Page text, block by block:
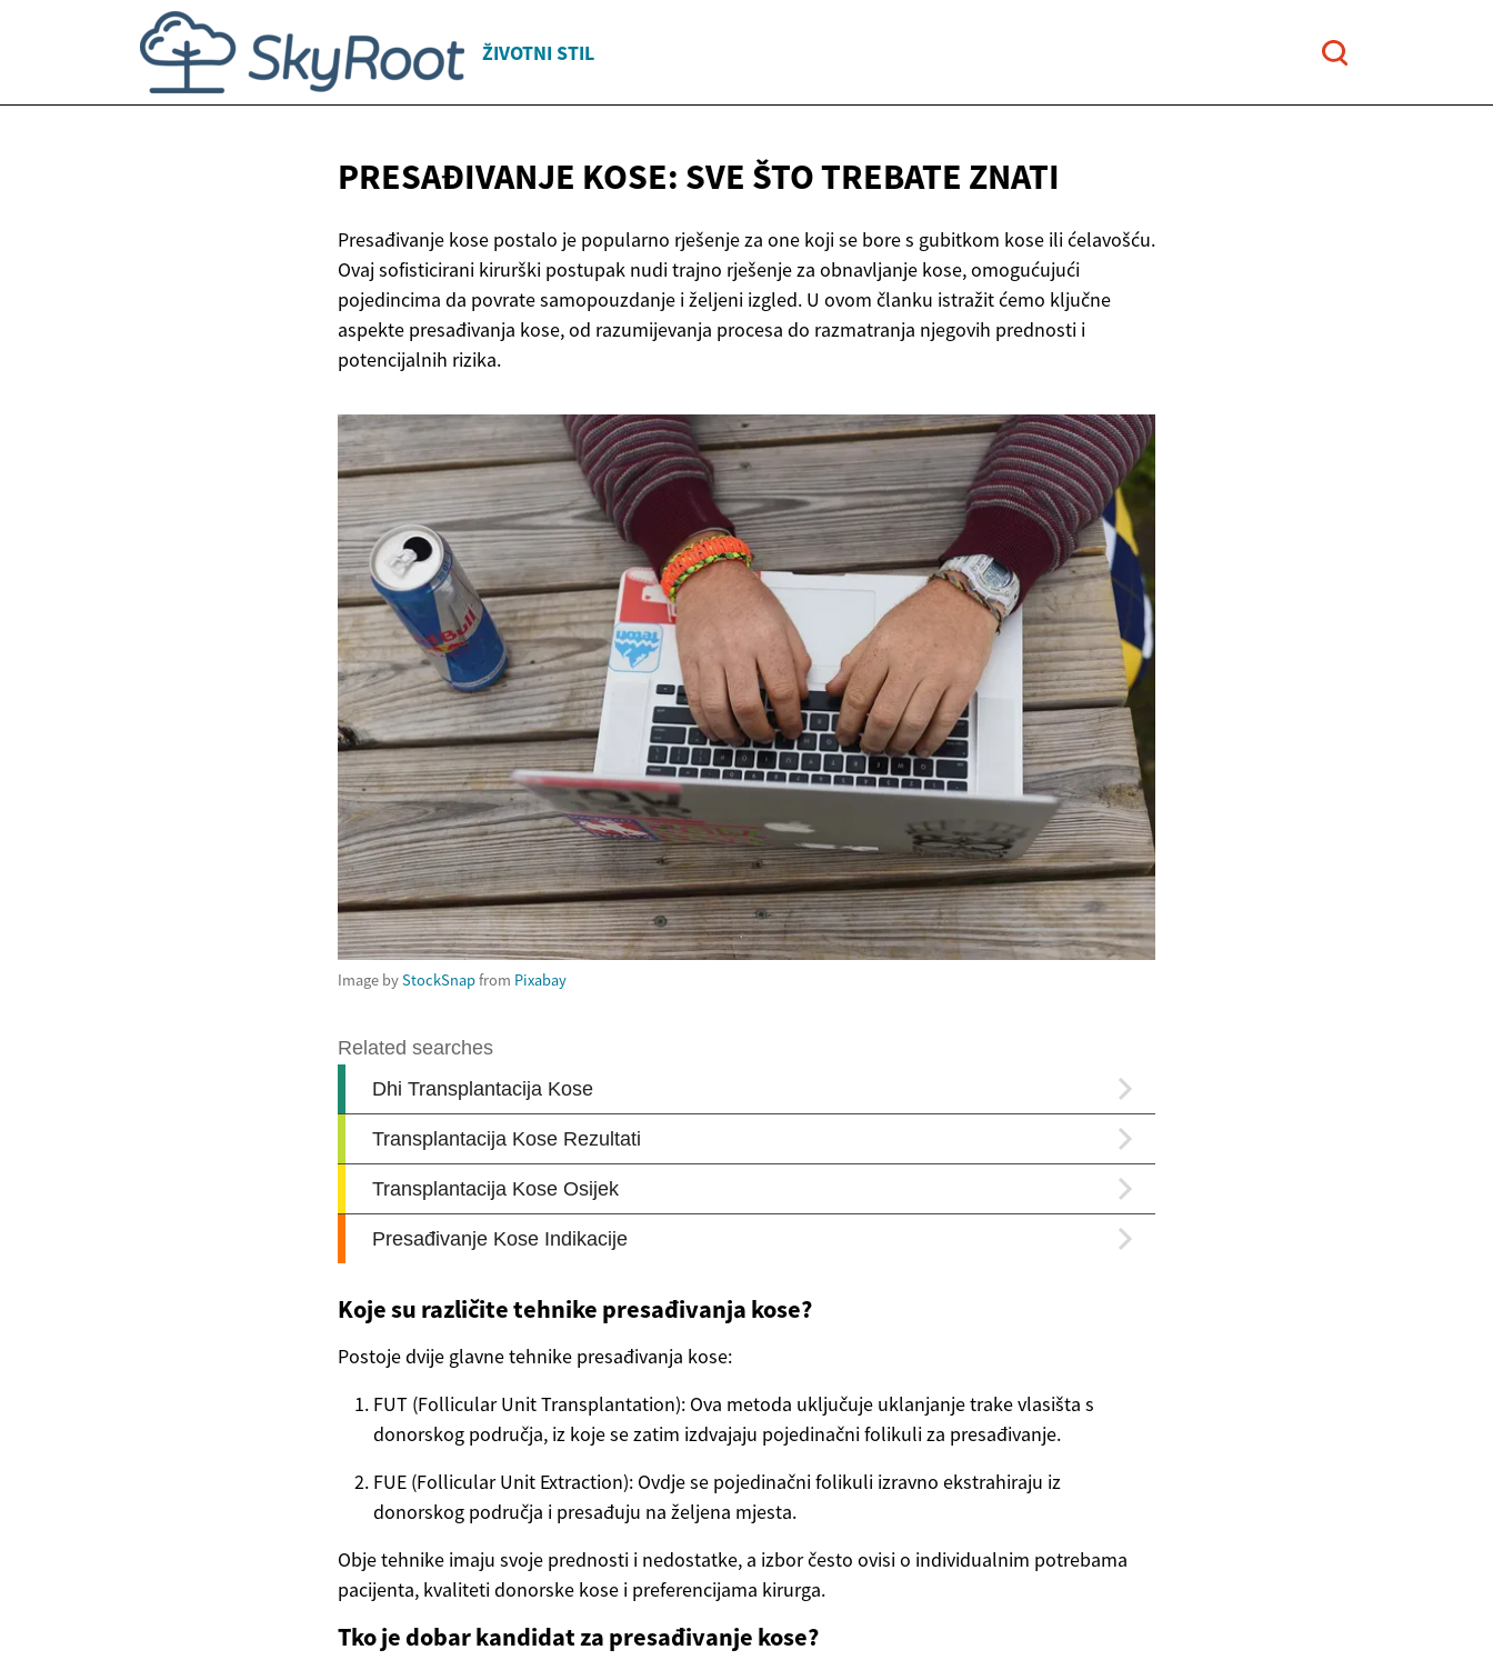
ŽIVOTNI STIL
PRESAĐIVANJE KOSE: SVE ŠTOTREBATE ZNATI
Presađivanje kose postalo je popularno rješenje za one koji se bore s gubitkom kose ili ćelavošću.
Ovaj sofisticirani kirurški postupak nudi trajno rješenje za obnavljanje kose, omogućujući
pojedincima da povrate samopouzdanje i željeni izgled. U ovom članku istražit ćemo ključne
aspekte presađivanja kose, od razumijevanja procesa do razmatranja njegovih prednosti i
potencijalnih rizika.
Image byStockSnapfrom Pixabay
Koje su različite tehnike presađivanja kose?
Postoje dvije glavne tehnike presađivanja kose:
FUT (Follicular Unit Transplantation): Ova metoda uključuje uklanjanje trake vlasišta s
donorskog područja, iz koje se zatim izdvajaju pojedinačni folikuli za presađivanje.
FUE (Follicular Unit Extraction): Ovdje se pojedinačni folikuli izravno ekstrahiraju iz
donorskog područja i presađuju na željena mjesta.
Obje tehnike imaju svoje prednosti i nedostatke, a izbor često ovisi o individualnim potrebama
pacijenta, kvaliteti donorske kose i preferencijama kirurga.
Tko je dobar kandidat za presađivanje kose?